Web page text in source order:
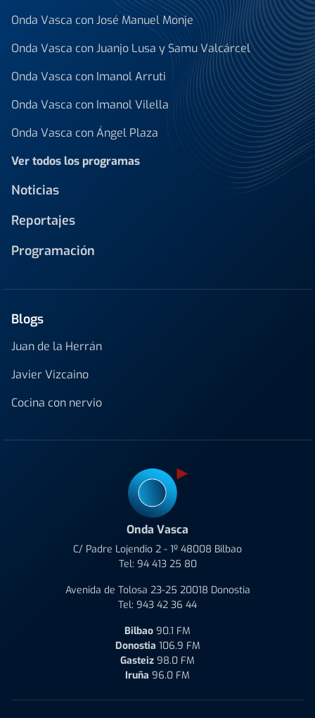
Onda Vasca con José Manuel Monje
Onda Vasca con Juanjo Lusa y Samu Valcárcel
Onda Vasca con Imanol Arruti
Onda Vasca con Imanol Vilella
Onda Vasca con Ángel Plaza
Ver todos los programas
Noticias
Reportajes
Programación
Blogs
Juan de la Herrán
Javier Vizcaino
Cocina con nervio
Onda Vasca
C/ Padre Lojendio 2 - 1º 48008 Bilbao
Tel: 94 413 25 80
Avenida de Tolosa 23-25 20018 Donostia
Tel: 943 42 36 44
Bilbao 90.1 FM
Donostia 106.9 FM
Gasteiz 98.0 FM
Iruña 96.0 FM